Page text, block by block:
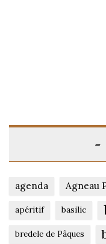
agenda Agneau
apéritif basilic
bredele de Pâques